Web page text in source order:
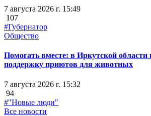
7 августа 2026 г. 15:49
107
#Губернатор
Общество
Помогать вместе: в Иркутской
поддержку приютов для животных
7 августа 2026 г. 15:32
94
#"Новые люди"
Все новости